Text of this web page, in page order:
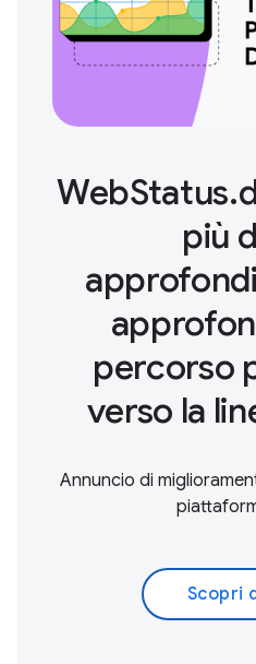
più
percorso
verso la
Annuncio di
Scopri